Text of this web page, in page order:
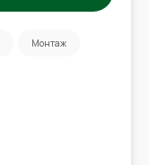
Монтаж